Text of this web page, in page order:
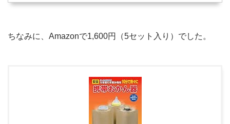
ちなみに、Amazonで1,600円（5セット入り）でした。